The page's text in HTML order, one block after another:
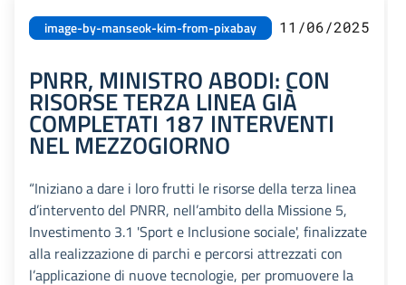
image-by-manseok-kim-from-pixabay 11/06/2025
PNRR, MINISTRO ABODI: CON
RISORSE TERZA LINEA GIÀ
COMPLETATI 187 INTERVENTI
NEL MEZZOGIORNO
“Iniziano a dare i loro frutti le risorse della terza linea
d’intervento del PNRR, nell’ambito della Missione 5,
Investimento 3.1 'Sport e Inclusione sociale', finalizzate
alla realizzazione di parchi e percorsi attrezzati con
l’applicazione di nuove tecnologie, per promuovere la